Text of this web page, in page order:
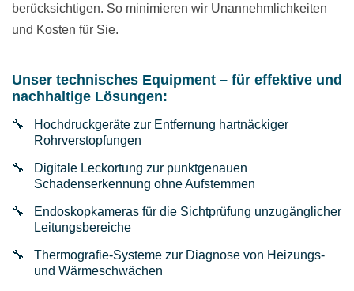
berücksichtigen. So minimieren wir Unannehmlichkeiten
und Kosten für Sie.
Unser technisches Equipment – für effektive und
nachhaltige Lösungen:
Hochdruckgeräte zur Entfernung hartnäckiger
Rohrverstopfungen
Digitale Leckortung zur punktgenauen
Schadenserkennung ohne Aufstemmen
Endoskopkameras für die Sichtprüfung unzugänglicher
Leitungsbereiche
Thermografie-Systeme zur Diagnose von Heizungs-
und Wärmeschwächen